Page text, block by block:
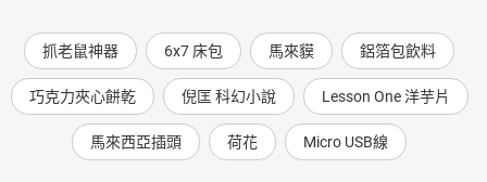
抓老鼠神器 6x7 床包 馬來貘 鋁箔包飲料
巧克力夾心餅乾 倪匡 科幻小說 Lesson One 洋芋片
馬來西亞插頭 荷花 Micro USB線